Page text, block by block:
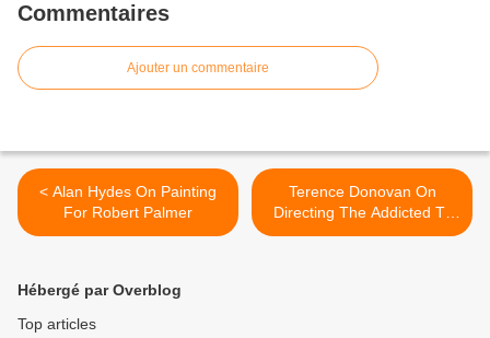
Commentaires
Ajouter un commentaire
< Alan Hydes On Painting
For Robert Palmer
Terence Donovan On
Directing The Addicted To
Love Music Video >
Hébergé par Overblog
Top articles